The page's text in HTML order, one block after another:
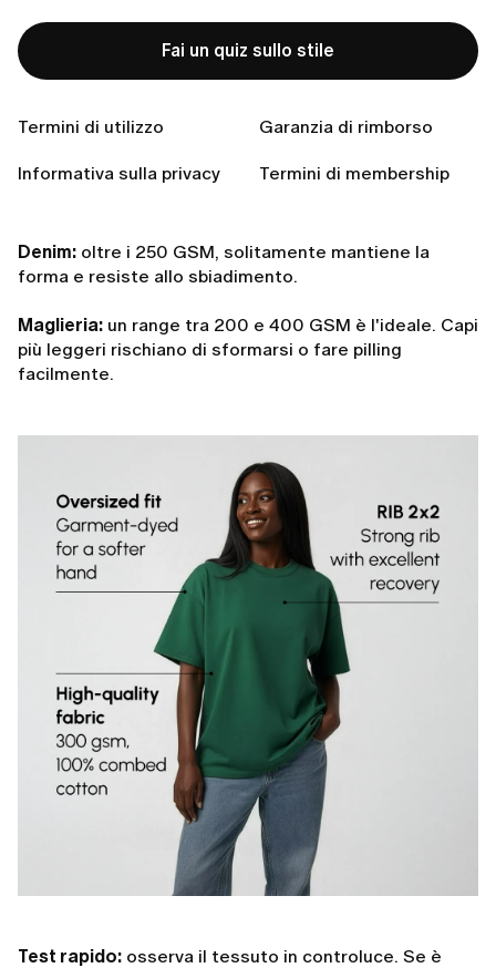
Fai un quiz sullo stile
Termini di utilizzo Garanzia di rimborso
Informativa sulla privacy Termini di membership
Peso e densità del tessuto
GSM sta per grammi per metro quadrato. Misura la
densità del tessutoe fornisce un'ottima indicazione
camicie. Sotto i 180 GSM, il tessuto può risultare
Denim: oltre i 250 GSM, solitamente mantiene la
forma e resiste allo sbiadimento.
Maglieria: un range tra 200 e 400 GSM è l'ideale. Capi
più leggeri rischiano di sformarsi o fare pilling
facilmente.
Test rapido: osserva il tessuto in controluce. Se è